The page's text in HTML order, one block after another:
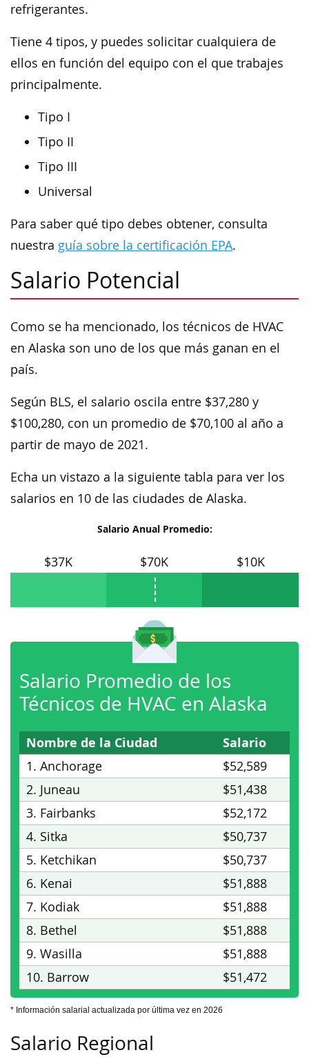
refrigerantes.
Tiene 4 tipos, y puedes solicitar cualquiera de
ellos en función del equipo con el que trabajes
principalmente.
Tipo I
Tipo II
Tipo III
Universal
Para saber qué tipo debes obtener, consulta
nuestra guía sobre la certificación EPA.
Salario Potencial
Como se ha mencionado, los técnicos de HVAC
en Alaska son uno de los que más ganan en el
país.
Según BLS, el salario oscila entre $37,280 y
$100,280, con un promedio de $70,100 al año a
partir de mayo de 2021.
Echa un vistazo a la siguiente tabla para ver los
salarios en 10 de las ciudades de Alaska.
Salario Anual Promedio:
$37K $70K $10K
Salario Promedio de los
Técnicos de HVAC en Alaska
Nombre de la Ciudad Salario
1. Anchorage
$52,589
2. Juneau
$51,438
3. Fairbanks
$52,172
4. Sitka
$50,737
5. Ketchikan
$50,737
6. Kenai
$51,888
7. Kodiak
$51,888
8. Bethel
$51,888
9. Wasilla
$51,888
10. Barrow
$51,472
* Información salarial actualizada por última vez en 2026
Salario Regional